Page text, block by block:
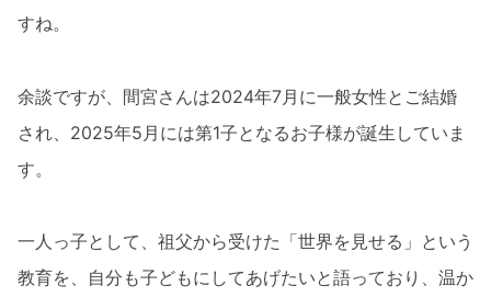
すね。
余談ですが、間宮さんは2024年7月に一般女性とご結婚
され、2025年5月には第1子となるお子様が誕生していま
す。
一人っ子として、祖父から受けた「世界を見せる」という
教育を、自分も子どもにしてあげたいと語っており、温か